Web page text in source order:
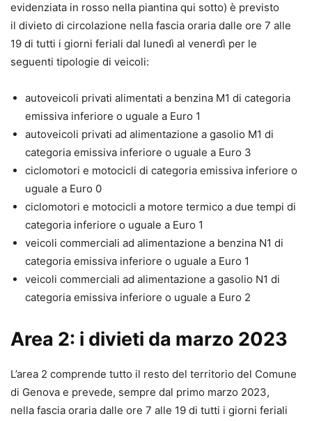
evidenziata in rosso nella piantina qui sotto) è previsto
il divieto di circolazione nella fascia oraria dalle ore 7 alle
19 di tutti i giorni feriali dal lunedì al venerdì per le
seguenti tipologie di veicoli:
autoveicoli privati alimentati a benzina M1 di categoria
emissiva inferiore o uguale a Euro 1
autoveicoli privati ad alimentazione a gasolio M1 di
categoria emissiva inferiore o uguale a Euro 3
ciclomotori e motocicli di categoria emissiva inferiore o
uguale a Euro 0
ciclomotori e motocicli a motore termico a due tempi di
categoria inferiore o uguale a Euro 1
veicoli commerciali ad alimentazione a benzina N1 di
categoria emissiva inferiore o uguale a Euro 1
veicoli commerciali ad alimentazione a gasolio N1 di
categoria emissiva inferiore o uguale a Euro 2
Area 2: i divieti da marzo 2023
L’area 2 comprende tutto il resto del territorio del Comune
di Genova e prevede, sempre dal primo marzo 2023,
nella fascia oraria dalle ore 7 alle 19 di tutti i giorni feriali